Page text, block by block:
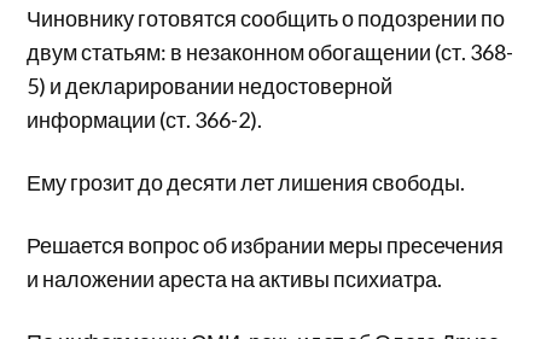
Чиновнику готовятся сообщить о подозрении по
двум статьям: в незаконном обогащении (ст. 368-
5) и декларировании недостоверной
информации (ст. 366-2).
Ему грозит до десяти лет лишения свободы.
Решается вопрос об избрании меры пресечения
и наложении ареста на активы психиатра.